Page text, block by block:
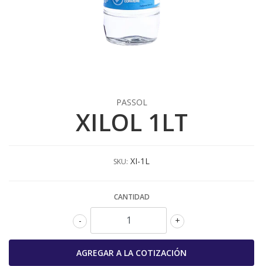
PASSOL
XILOL 1LT
SKU: XI-1L
CANTIDAD
+
-